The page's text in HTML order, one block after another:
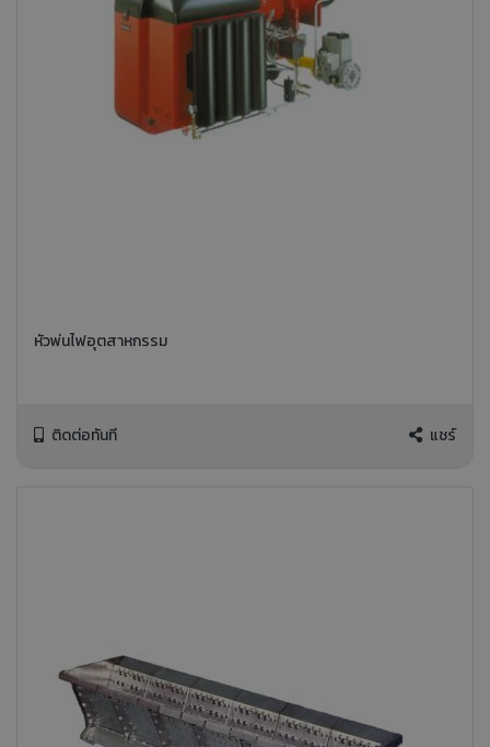
หัวพ่นไฟอุตสาหกรรม
ติดต่อทันที แชร์